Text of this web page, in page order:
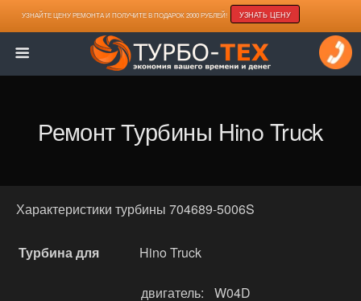
УЗНАЙТЕ ЦЕНУ РЕМОНТА И ПОЛУЧИТЕ В ПОДАРОК 2000 РУБЛЕЙ! УЗНАТЬ ЦЕНУ
Ремонт Турбины Hino Truck
Характеристики турбины 704689-5006S
Турбина для Hino Truck
двигатель: W04D